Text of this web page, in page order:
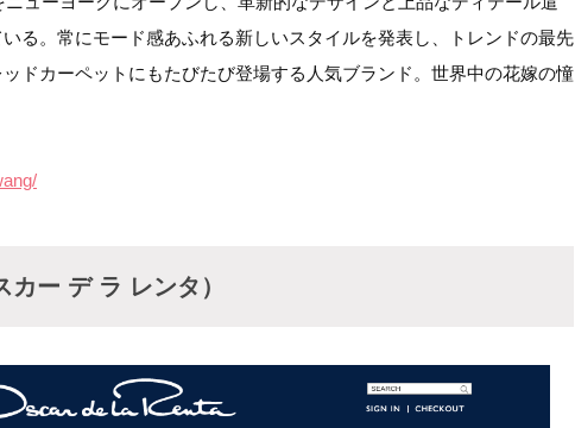
る。常にモード感あふれる新しいスタイルを発表し、トレンドの最先
ドカーペットにもたびたび登場する人気ブランド。世界中の花嫁の憧
ー デ ラ レンタ）